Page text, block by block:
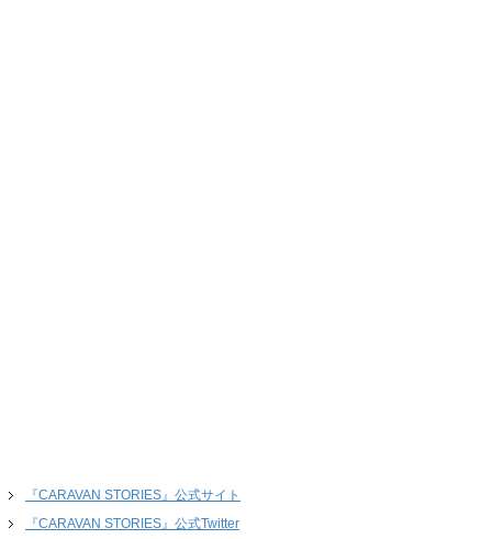
『CARAVAN STORIES』公式サイト
『CARAVAN STORIES』公式Twitter